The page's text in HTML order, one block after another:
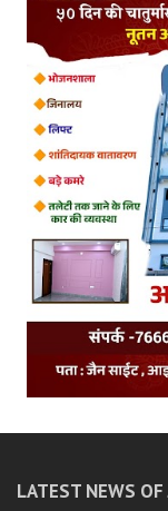
LATEST NEWS OF